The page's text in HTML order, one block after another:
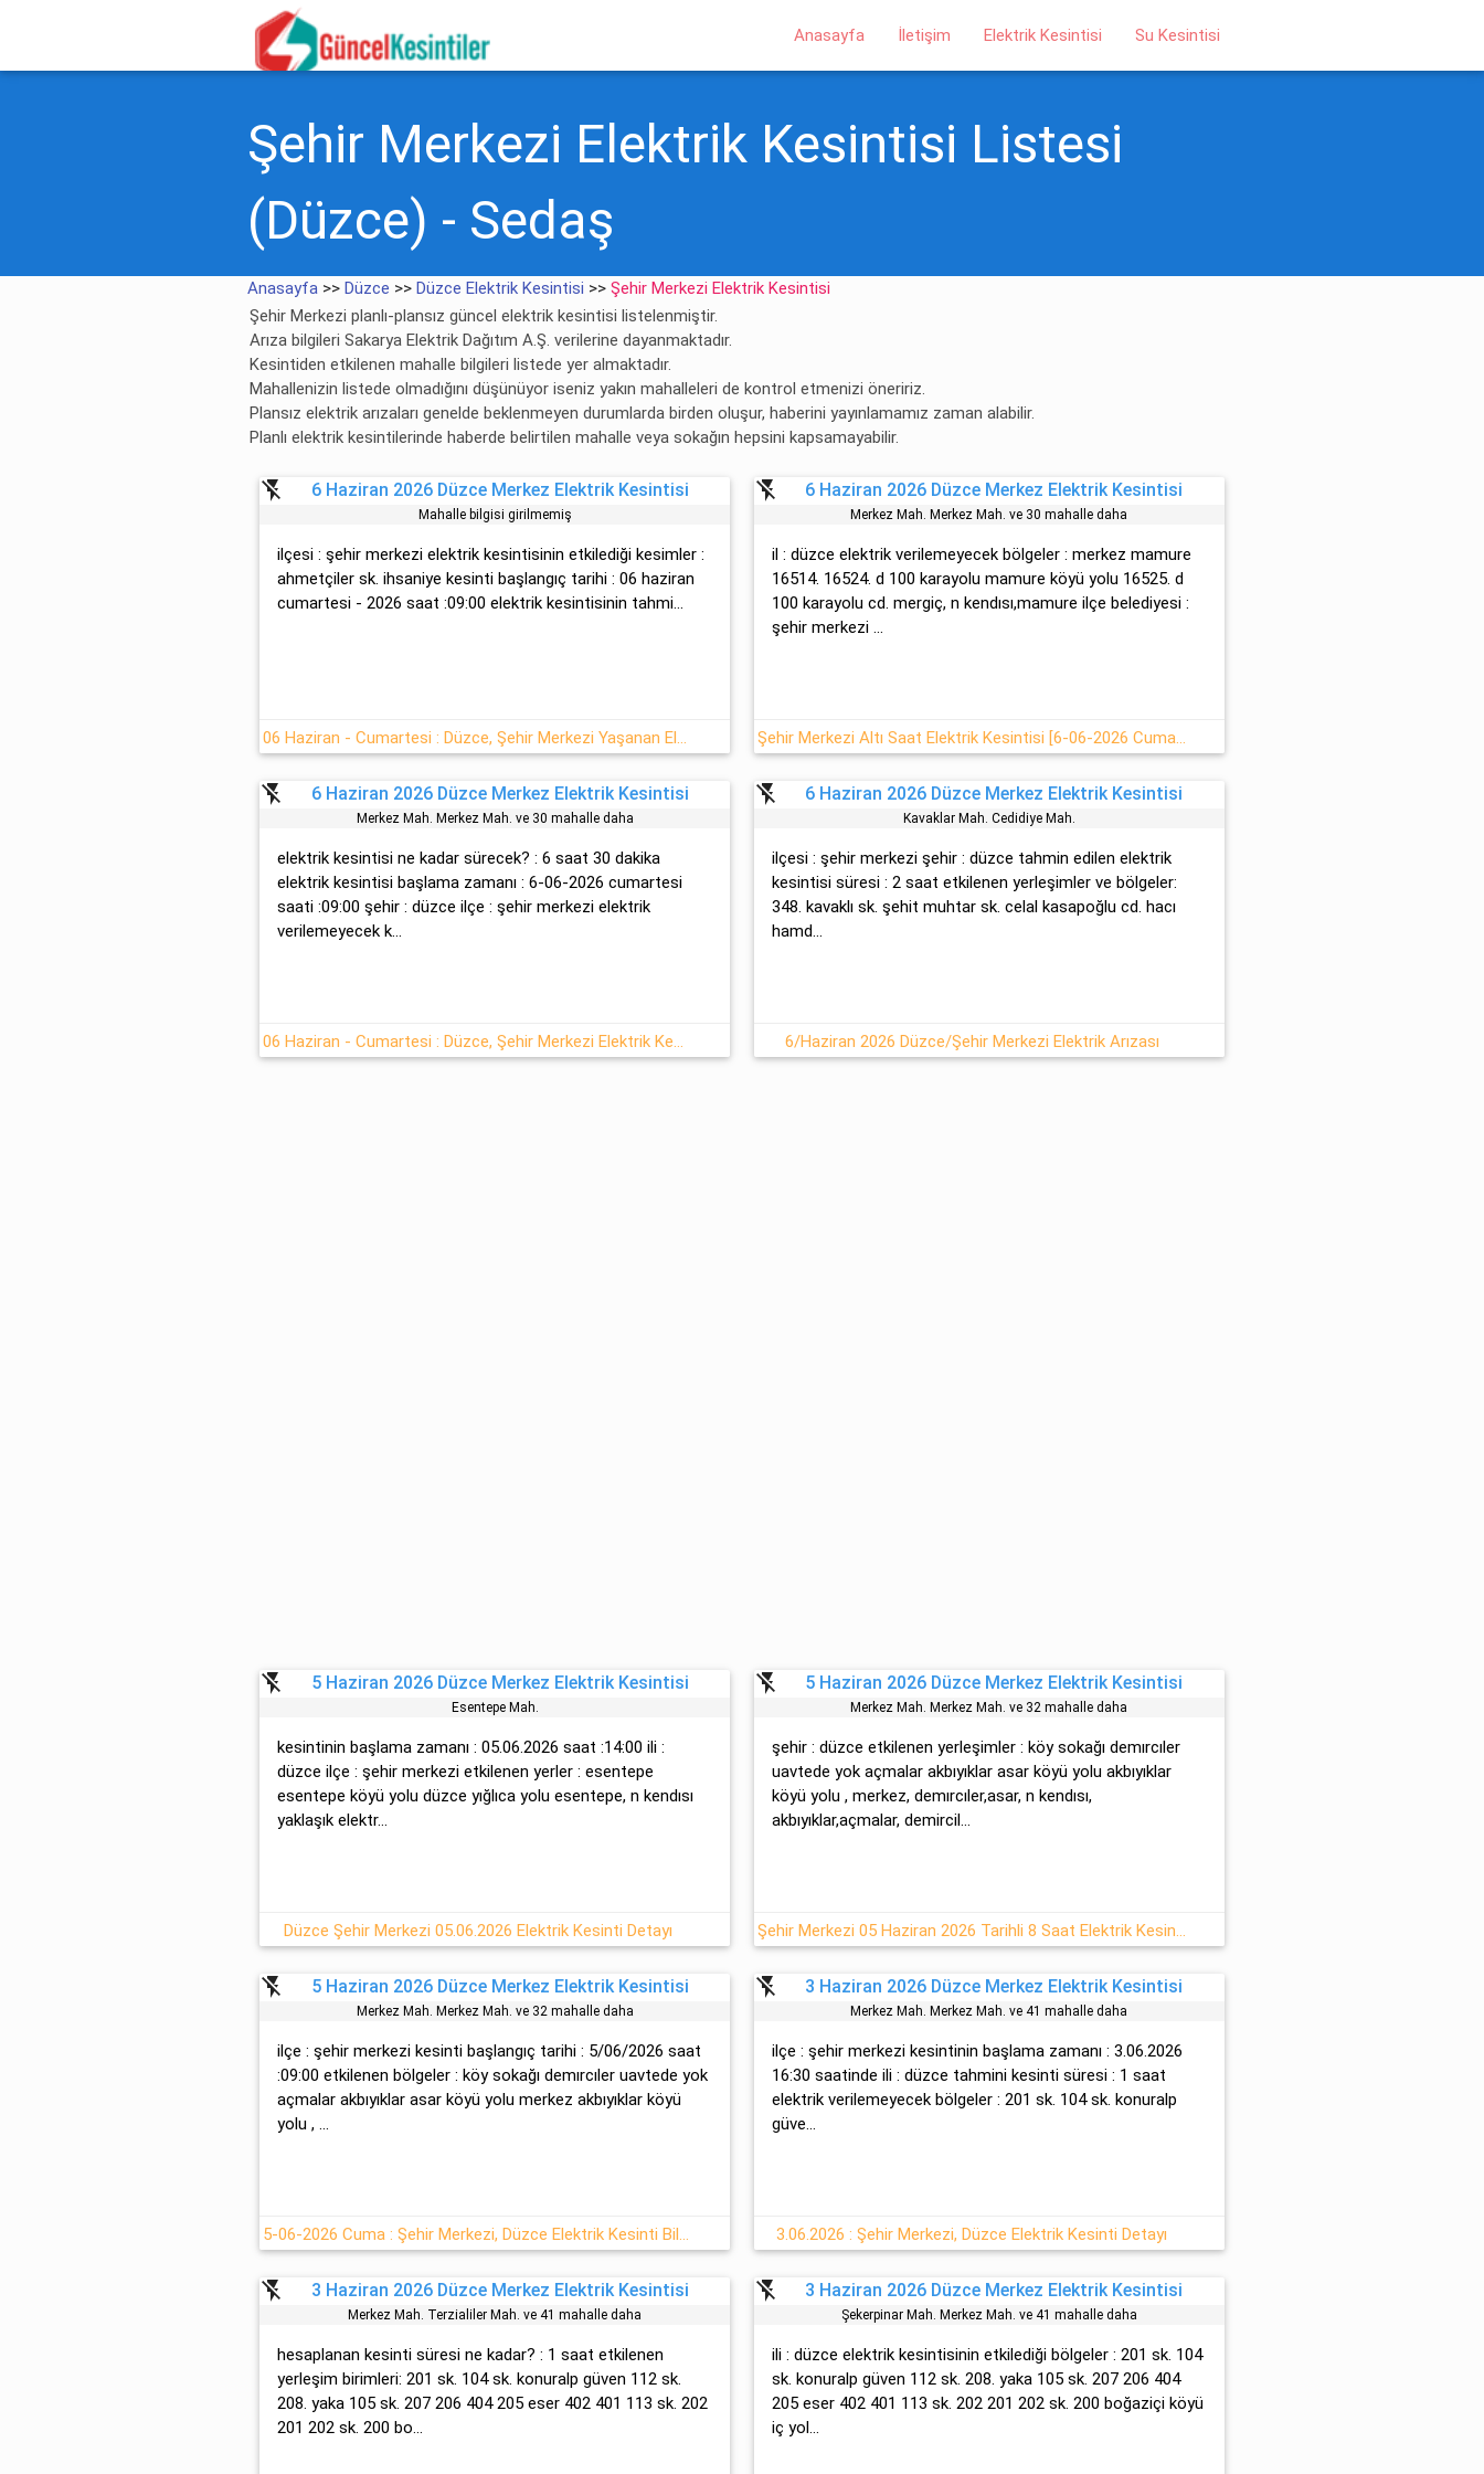
Anasayfa İletişim Elektrik Kesintisi Su Kesintisi
Şehir Merkezi Elektrik Kesintisi Listesi
(Düzce) - Sedaş
Anasayfa >>Düzce >>Düzce Elektrik Kesintisi >>Şehir Merkezi Elektrik Kesintisi
Şehir Merkezi planlı-plansız güncel elektrik kesintisi listelenmiştir.
Arıza bilgileri Sakarya Elektrik Dağıtım A.Ş. verilerine dayanmaktadır.
Kesintiden etkilenen mahalle bilgileri listede yer almaktadır.
Mahallenizin listede olmadığını düşünüyor iseniz yakın mahalleleri de kontrol etmenizi öneririz.
Plansız elektrik arızaları genelde beklenmeyen durumlarda birden oluşur, haberini yayınlamamız zaman alabilir.
Planlı elektrik kesintilerinde haberde belirtilen mahalle veya sokağın hepsini kapsamayabilir.
flash_off 6 Haziran 2026 Düzce Merkez Elektrik Kesintisi
Mahalle bilgisi girilmemiş
ilçesi : şehir merkezi elektrik kesintisinin etkilediği kesimler :
ahmetçi̇ler sk. i̇hsani̇ye kesinti başlangıç tarihi : 06 haziran
cumartesi - 2026 saat :09:00 elektrik kesintisinin tahmi...
06 Haziran - Cumartesi : Düzce, Şehir Merkezi Yaşanan Elektrik Verilemeyecektir
flash_off 6 Haziran 2026 Düzce Merkez Elektrik Kesintisi
Merkez Mah. Merkez Mah. ve 30 mahalle daha
il : düzce elektrik verilemeyecek bölgeler : merkez mamure
16514. 16524. d 100 karayolu mamure köyü yolu 16525. d
100 karayolu cd. mergi̇ç, n kendısı,mamure ilçe belediyesi :
şehir merkezi ...
Şehir Merkezi Altı Saat Elektrik Kesintisi [6-06-2026 Cumartesi]
flash_off 6 Haziran 2026 Düzce Merkez Elektrik Kesintisi
Merkez Mah. Merkez Mah. ve 30 mahalle daha
elektrik kesintisi ne kadar sürecek? : 6 saat 30 dakika
elektrik kesintisi başlama zamanı : 6-06-2026 cumartesi
saati :09:00 şehir : düzce ilçe : şehir merkezi elektrik
verilemeyecek k...
06 Haziran - Cumartesi : Düzce, Şehir Merkezi Elektrik Kesintisi Yapılacaktır
flash_off 6 Haziran 2026 Düzce Merkez Elektrik Kesintisi
Kavaklar Mah. Cedi̇di̇ye Mah.
ilçesi : şehir merkezi şehir : düzce tahmin edilen elektrik
kesintisi süresi : 2 saat etkilenen yerleşimler ve bölgeler:
348. kavaklı sk. şehi̇t muhtar sk. celal kasapoğlu cd. hacı
hamd...
6/Haziran 2026 Düzce/Şehir Merkezi Elektrik Arızası
flash_off 5 Haziran 2026 Düzce Merkez Elektrik Kesintisi
Esentepe Mah.
kesintinin başlama zamanı : 05.06.2026 saat :14:00 ili :
düzce ilçe : şehir merkezi etkilenen yerler : esentepe
esentepe köyü yolu düzce yığlıca yolu esentepe, n kendısı
yaklaşık elektr...
Düzce Şehir Merkezi 05.06.2026 Elektrik Kesinti Detayı
flash_off 5 Haziran 2026 Düzce Merkez Elektrik Kesintisi
Merkez Mah. Merkez Mah. ve 32 mahalle daha
şehir : düzce etkilenen yerleşimler : köy sokağı demırcıler
uavtede yok açmalar akbıyıklar asar köyü yolu akbıyıklar
köyü yolu , merkez, demırcıler,asar, n kendısı,
akbıyıklar,açmalar, demircil...
Şehir Merkezi 05 Haziran 2026 Tarihli 8 Saat Elektrik Kesintisi
flash_off 5 Haziran 2026 Düzce Merkez Elektrik Kesintisi
Merkez Mah. Merkez Mah. ve 32 mahalle daha
ilçe : şehir merkezi kesinti başlangıç tarihi : 5/06/2026 saat
:09:00 etkilenen bölgeler : köy sokağı demırcıler uavtede yok
açmalar akbıyıklar asar köyü yolu merkez akbıyıklar köyü
yolu , ...
5-06-2026 Cuma : Şehir Merkezi, Düzce Elektrik Kesinti Bilgisi
flash_off 3 Haziran 2026 Düzce Merkez Elektrik Kesintisi
Merkez Mah. Merkez Mah. ve 41 mahalle daha
ilçe : şehir merkezi kesintinin başlama zamanı : 3.06.2026
16:30 saatinde ili : düzce tahmini kesinti süresi : 1 saat
elektrik verilemeyecek bölgeler : 201 sk. 104 sk. konuralp
güve...
3.06.2026 : Şehir Merkezi, Düzce Elektrik Kesinti Detayı
flash_off 3 Haziran 2026 Düzce Merkez Elektrik Kesintisi
Merkez Mah. Terzi̇ali̇ler Mah. ve 41 mahalle daha
hesaplanan kesinti süresi ne kadar? : 1 saat etkilenen
yerleşim birimleri: 201 sk. 104 sk. konuralp güven 112 sk.
208. yaka 105 sk. 207 206 404 205 eser 402 401 113 sk. 202
201 202 sk. 200 bo...
flash_off 3 Haziran 2026 Düzce Merkez Elektrik Kesintisi
Şekerpinar Mah. Merkez Mah. ve 41 mahalle daha
ili : düzce elektrik kesintisinin etkilediği bölgeler : 201 sk. 104
sk. konuralp güven 112 sk. 208. yaka 105 sk. 207 206 404
205 eser 402 401 113 sk. 202 201 202 sk. 200 boğazi̇çi̇ köyü
i̇ç yol...